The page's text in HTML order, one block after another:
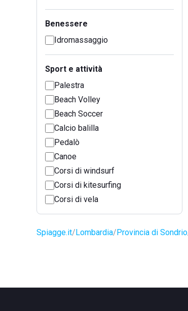
Benessere
Idromassaggio
Sport e attività
Palestra
Beach Volley
Beach Soccer
Calcio balilla
Pedalò
Canoe
Corsi di windsurf
Corsi di kitesurfing
Corsi di vela
Spiagge.it Lombardia Provincia di Sondrio